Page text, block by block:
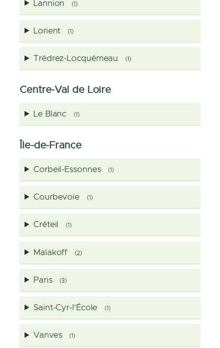
Lannion (1)
Lorient (1)
Trédrez-Locquémeau (1)
Centre-Val de Loire
Le Blanc (1)
Île-de-France
Corbeil-Essonnes (1)
Courbevoie (1)
Créteil (1)
Malakoff (2)
Paris (3)
Saint-Cyr-l'École (1)
Vanves (1)